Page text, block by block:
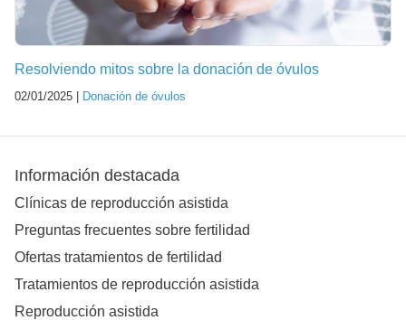
Resolviendo mitos sobre la donación de óvulos
02/01/2025 | Donación de óvulos
Información destacada
Clínicas de reproducción asistida
Preguntas frecuentes sobre fertilidad
Ofertas tratamientos de fertilidad
Tratamientos de reproducción asistida
Reproducción asistida